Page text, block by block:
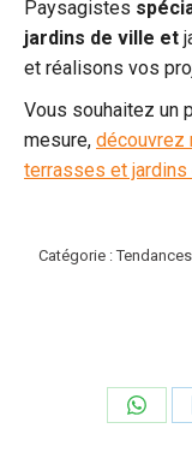
Paysagistes
jardins de ville et
et réalisons vos
Vous souhaitez un
mesure, découvrez
terrasses et jardins
Catégorie :